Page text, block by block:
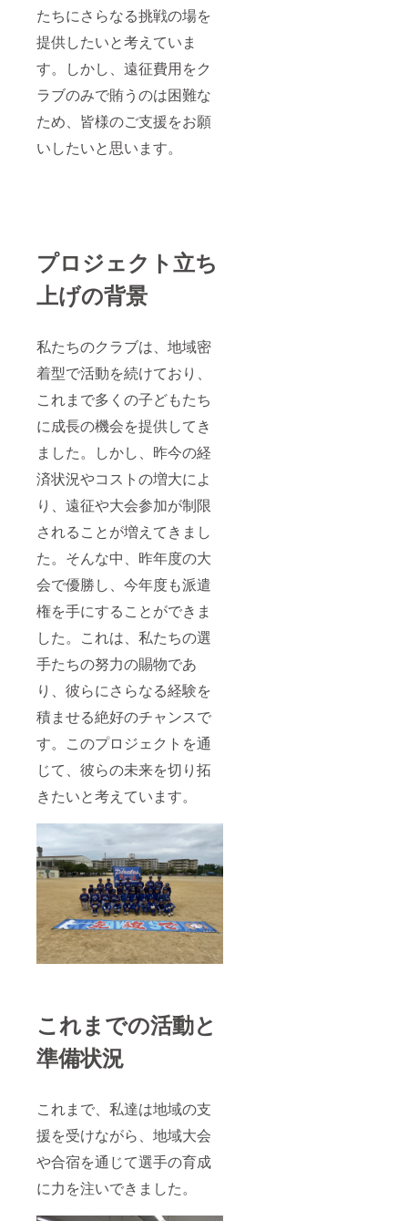
たちにさらなる挑戦の場を
提供したいと考えていま
す。しかし、遠征費用をク
ラブのみで賄うのは困難な
ため、皆様のご支援をお願
いしたいと思います。
プロジェクト立ち
上げの背景
私たちのクラブは、地域密
着型で活動を続けており、
これまで多くの子どもたち
に成長の機会を提供してき
ました。しかし、昨今の経
済状況やコストの増大によ
り、遠征や大会参加が制限
されることが増えてきまし
た。そんな中、昨年度の大
会で優勝し、今年度も派遣
権を手にすることができま
した。これは、私たちの選
手たちの努力の賜物であ
り、彼らにさらなる経験を
積ませる絶好のチャンスで
す。このプロジェクトを通
じて、彼らの未来を切り拓
きたいと考えています。
これまでの活動と
準備状況
これまで、私達は地域の支
援を受けながら、地域大会
や合宿を通じて選手の育成
に力を注いできました。